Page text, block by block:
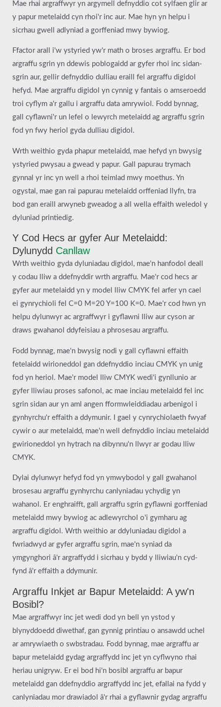
Mae rhai argraffwyr yn argymell defnyddio cot sylfaen glir ar
y papur metelaidd cyn rhoi'r inc aur. Mae hyn yn helpu i
sicrhau gwell adlyniad a gorffeniad mwy bywiog.
Ffactor arall i'w ystyried yw'r math o broses argraffu. Er bod
argraffu sgrin yn ddewis poblogaidd ar gyfer rhoi inc sidan-
sgrin aur, gellir defnyddio dulliau eraill fel argraffu digidol
hefyd. Mae argraffu digidol yn cynnig y fantais o amseroedd
troi cyflym a'r gallu i argraffu data amrywiol. Fodd bynnag,
gall cyflawni'r un lefel o lewyrch metelaidd ag argraffu sgrin
fod yn fwy heriol gyda dulliau digidol.
Wrth weithio gyda phapur metelaidd, mae hefyd yn bwysig
ystyried pwysau a gwead y papur. Gall papurau trymach
gynnal yr inc yn well a rhoi teimlad mwy moethus. Yn
ogystal, mae gan rai papurau metelaidd orffeniad llyfn, tra
bod gan eraill arwyneb gweadog a all wella effaith weledol y
dyluniad printiedig.
Y Cod Hecs ar gyfer Aur Metelaidd:
Dylunydd Canllaw
Wrth weithio gyda dyluniadau digidol, mae'n hanfodol deall
y codau lliw a ddefnyddir wrth argraffu. Mae'r cod hecs ar
gyfer aur metelaidd yn y model lliw CMYK fel arfer yn cael
ei gynrychioli fel C=0 M=20 Y=100 K=0. Mae'r cod hwn yn
helpu dylunwyr ac argraffwyr i gyflawni lliw aur cyson ar
draws gwahanol ddyfeisiau a phrosesau argraffu.
Fodd bynnag, mae'n bwysig nodi y gall cyflawni effaith
fetelaidd wirioneddol gan ddefnyddio inciau CMYK yn unig
fod yn heriol. Mae'r model lliw CMYK wedi'i gynllunio ar
gyfer lliwiau proses safonol, ac mae inciau metelaidd fel inc
sgrin sidan aur yn aml angen fformwleiddiadau arbenigol i
gynhyrchu'r effaith a ddymunir. I gael y cynrychiolaeth fwyaf
cywir o aur metelaidd, mae'n well defnyddio inciau metelaidd
gwirioneddol yn hytrach na dibynnu'n llwyr ar godau lliw
CMYK.
Dylai dylunwyr hefyd fod yn ymwybodol y gall gwahanol
brosesau argraffu gynhyrchu canlyniadau ychydig yn
wahanol. Er enghraifft, gall argraffu sgrin gyflawni gorffeniad
metelaidd mwy bywiog ac adlewyrchol o'i gymharu ag
argraffu digidol. Wrth weithio ar ddyluniadau digidol a
fwriadwyd ar gyfer argraffu sgrin, mae'n syniad da
ymgynghori â'r argraffydd i sicrhau y bydd y lliwiau'n cyd-
fynd â'r effaith a ddymunir.
Argraffu Inkjet ar Bapur Metelaidd: A yw'n
Bosibl?
Mae argraffwyr inc jet wedi dod yn bell yn ystod y
blynyddoedd diwethaf, gan gynnig printiau o ansawdd uchel
ar amrywiaeth o swbstradau. Fodd bynnag, mae argraffu ar
bapur metelaidd gydag argraffydd inc jet yn cyflwyno rhai
heriau unigryw. Er ei bod hi'n bosibl argraffu ar bapur
metelaidd gan ddefnyddio argraffydd inc jet, efallai na fydd y
canlyniadau mor drawiadol â'r rhai a gyflawnir gydag argraffu